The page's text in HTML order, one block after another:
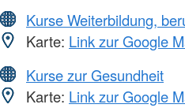
Kurse Weiterbildung,
Karte: Link zur Google
Kurse zur Gesundheit
Karte: Link zur Google